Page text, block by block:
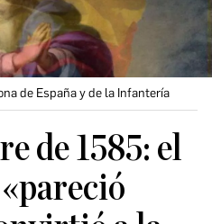
de España y de la Infantería
de 1585: el